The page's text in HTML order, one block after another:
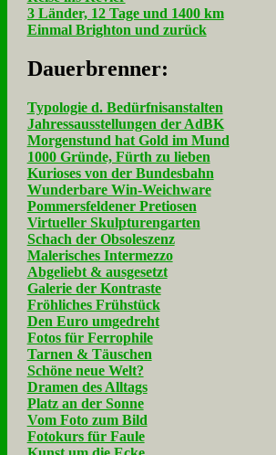
3 Länder, 12 Tage und 1400 km
Einmal Brighton und zurück
Dau­er­bren­ner:
Typologie d. Bedürfnisanstalten
Jahressausstellungen der AdBK
Morgenstund hat Gold im Mund
1000 Gründe, Fürth zu lieben
Kurioses von der Bundesbahn
Wunderbare Win-Weichware
Pommersfeldener Pretiosen
Virtueller Skulpturengarten
Schach der Obsoleszenz
Malerisches Intermezzo
Abgeliebt & ausgesetzt
Galerie der Kontraste
Fröhliches Frühstück
Den Euro umgedreht
Fotos für Ferrophile
Tarnen & Täuschen
Schöne neue Welt?
Dramen des Alltags
Platz an der Sonne
Vom Foto zum Bild
Fotokurs für Faule